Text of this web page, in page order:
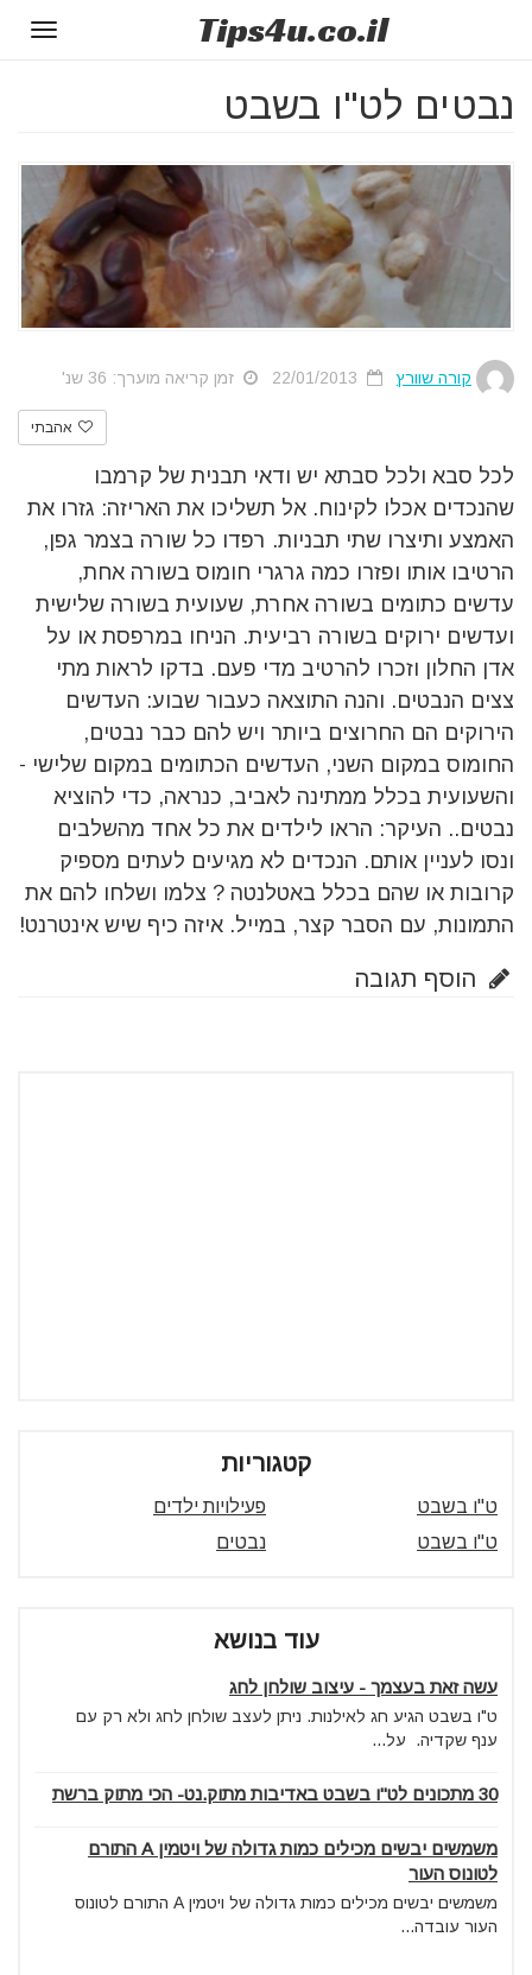
Tips4u.co.il
נבטים לט"ו בשבט
קורה שוורץ זמן קריאה מוערך: 36 שנ'
אהבתי
לכל סבא ולכל סבתא יש ודאי תבנית של קרמבו
שהנכדים אכלו לקינוח. אל תשליכו את האריזה: גזרו את
האמצע ותיצרו שתי תבניות. רפדו כל שורה בצמר גפן,
הרטיבו אותו ופזרו כמה גרגרי חומוס בשורה אחת,
עדשים כתומים בשורה אחרת, שעועית בשורה שלישית
ועדשים ירוקים בשורה רביעית. הניחו במרפסת או על
אדן החלון וזכרו להרטיב מדי פעם. בדקו לראות מתי
צצים הנבטים. והנה התוצאה כעבור שבוע: העדשים
הירוקים הם החרוצים ביותר ויש להם כבר נבטים,
החומוס במקום השני, העדשים הכתומים במקום שלישי -
והשעועית בכלל ממתינה לאביב, כנראה, כדי להוציא
נבטים.. העיקר: הראו לילדים את כל אחד מהשלבים
ונסו לעניין אותם. הנכדים לא מגיעים לעתים מספיק
קרובות או שהם בכלל באטלנטה ? צלמו ושלחו להם את
התמונות, עם הסבר קצר, במייל. איזה כיף שיש אינטרנט!
הוסף תגובה
קטגוריות
ט"ו בשבט
פעילויות ילדים
ט"ו בשבט
נבטים
עוד בנושא
עשה זאת בעצמך - עיצוב שולחן לחג
ט"ו בשבט הגיע חג לאילנות. ניתן לעצב שולחן לחג ולא רק עם
ענף שקדיה. על...
30 מתכונים לט"ו בשבט באדיבות מתוק.נט- הכי מתוק ברשת
משמשים יבשים מכילים כמות גדולה של ויטמין A התורם
לטונוס העור
משמשים יבשים מכילים כמות גדולה של ויטמין A התורם לטונוס
העור עובדה...